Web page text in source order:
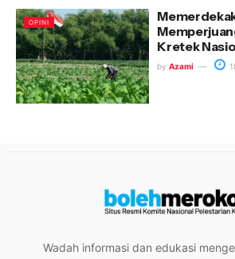
OPINI
Kretek
by Azami
Wadah informasi dan edukasi